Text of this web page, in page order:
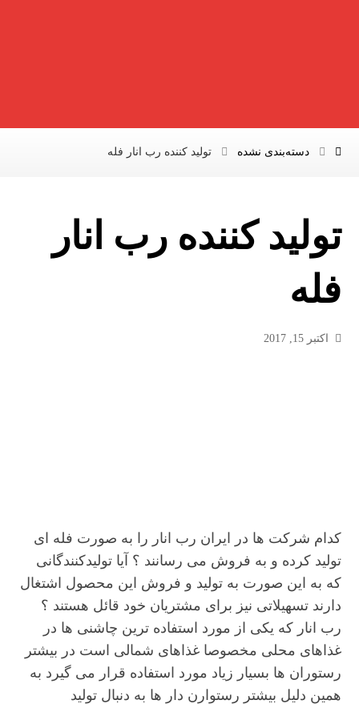
دسته‌بندی نشده تولید کننده رب انار فله
تولید کننده رب انار
فله
اکتبر 15, 2017
کدام شرکت ها در ایران رب انار را به صورت فله ای
تولید کرده و به فروش می رسانند ؟ آیا تولیدکنندگانی
که به این صورت به تولید و فروش این محصول اشتغال
دارند تسهیلاتی نیز برای مشتریان خود قائل هستند ؟
رب انار که یکی از مورد استفاده ترین چاشنی ها در
غذاهای محلی مخصوصا غذاهای شمالی است در بیشتر
رستوران ها بسیار زیاد مورد استفاده قرار می گیرد به
همین دلیل بیشتر رستوارن دار ها به دنبال تولید